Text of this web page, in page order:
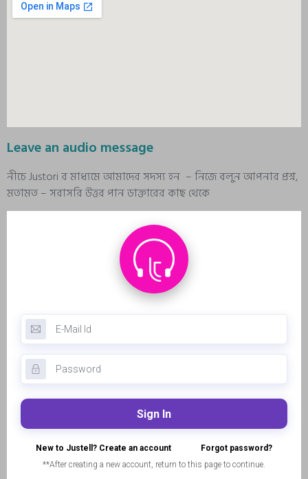
Leave an audio message
নীচে Justori র মাধ্যমে আমাদের সদস্য হন – নিজে বলুন আপনার প্রশ্ন,
মতামত – সরাসরি উত্তর পান ডাক্তারের কাছ থেকে